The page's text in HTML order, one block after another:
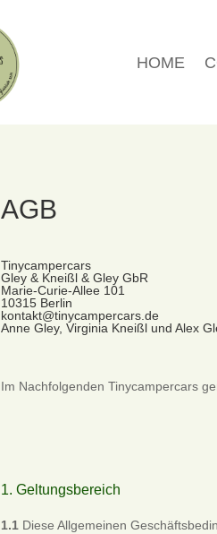
HOME
AGB
Tinycampercars
Gley & Kneißl & Gley GbR
Marie-Curie-Allee 101
10315 Berlin
kontakt@tinycampercars.de
Anne Gley, Virginia Kneißl und Alex
Im Nachfolgenden Tinycampercars
1. Geltungsbereich
1.1 Diese Allgemeinen